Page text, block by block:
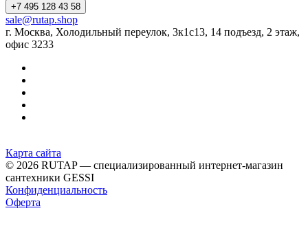
+7 495 128 43 58
sale@rutap.shop
г. Москва, Холодильный переулок, 3к1с13, 14 подъезд, 2 этаж,
офис 3233
Карта сайта
© 2026 RUTAP — специализированный интернет-магазин
сантехники GESSI
Конфиденциальность
Оферта